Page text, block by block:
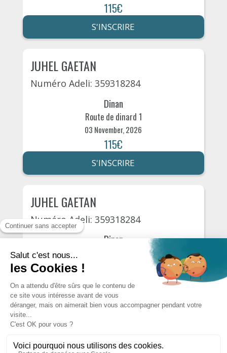
115€
S'INSCRIRE
JUHEL GAETAN
Numéro Adeli: 359318284
Dinan
Route de dinard 1
03 November, 2026
115€
S'INSCRIRE
JUHEL GAETAN
Numéro Adeli: 359318284
Dinan
115€
S'INSCRIRE
DÉPARTEMENT